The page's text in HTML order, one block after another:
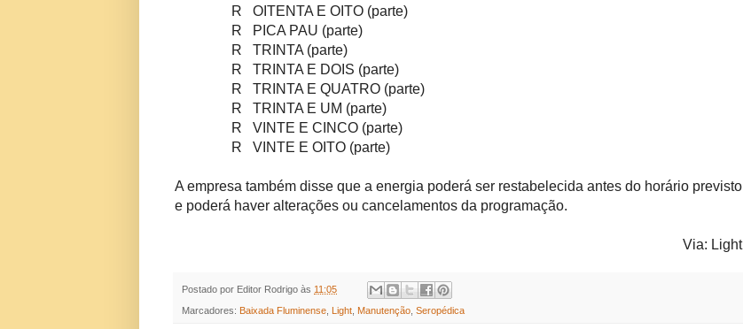
R OITENTA E OITO (parte)
R PICA PAU (parte)
R TRINTA (parte)
R TRINTA E DOIS (parte)
R TRINTA E QUATRO (parte)
R TRINTA E UM (parte)
R VINTE E CINCO (parte)
R VINTE E OITO (parte)
A empresa também disse que a energia poderá ser restabelecida antes do horário previsto
e poderá haver alterações ou cancelamentos da programação.
Via: Light
Postado por Editor Rodrigo às 11:05
Marcadores: Baixada Fluminense Light Manutenção Seropédica